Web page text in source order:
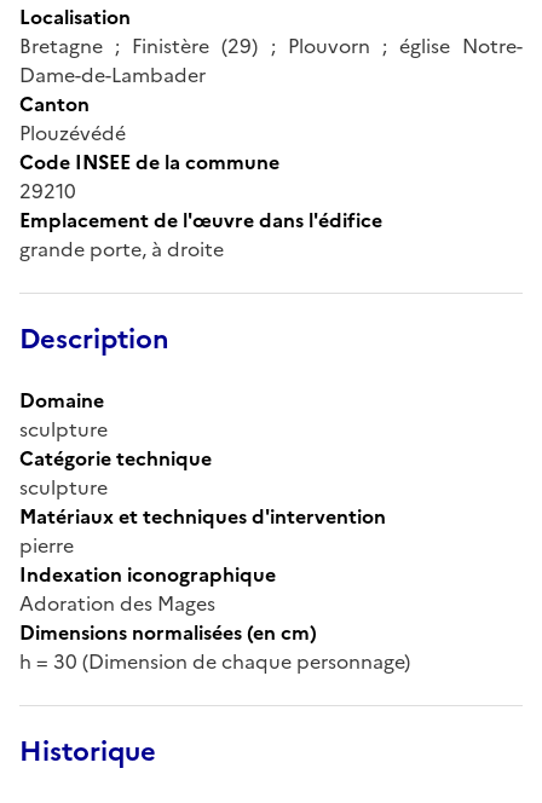
Localisation
Bretagne ; Finistère (29) ; Plouvorn ; église Notre-
Dame-de-Lambader
Canton
Plouzévédé
Code INSEE de la commune
29210
Emplacement de l'œuvre dans l'édifice
grande porte, à droite
Description
Domaine
sculpture
Catégorie technique
sculpture
Matériaux et techniques d'intervention
pierre
Indexation iconographique
Adoration des Mages
Dimensions normalisées (en cm)
h = 30 (Dimension de chaque personnage)
Historique